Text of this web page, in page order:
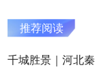
推荐阅读
千城胜景｜河北